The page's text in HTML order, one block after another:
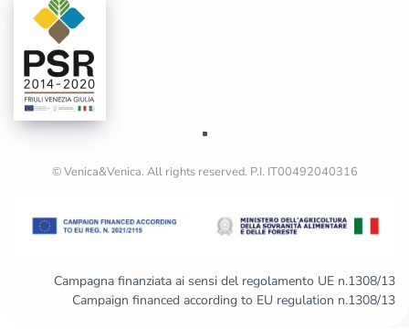
© Venica&Venica. All rights reserved. P.I. IT00492040316
Campagna finanziata ai sensi del regolamento UE n.1308/13
Campaign financed according to EU regulation n.1308/13